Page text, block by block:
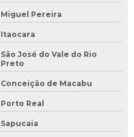
Miguel Pereira
Itaocara
São José do Vale do Rio
Preto
Conceição de Macabu
Porto Real
Sapucaia